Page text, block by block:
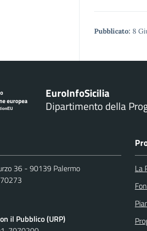
Pubblicato: 8
EuroInfoSicilia
Dipartimento della
36 - 90139 Palermo
il Pubblico (URP)
La